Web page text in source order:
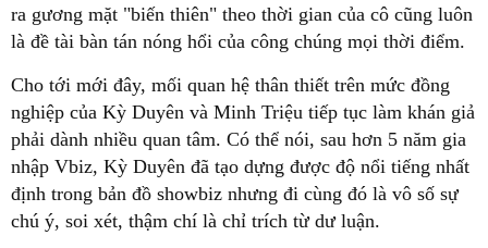
ra gương mặt "biến thiên" theo thời gian của cô cũng luôn
là đề tài bàn tán nóng hổi của công chúng mọi thời điểm.
Cho tới mới đây, mối quan hệ thân thiết trên mức đồng
nghiệp của Kỳ Duyên và Minh Triệu tiếp tục làm khán giả
phải dành nhiều quan tâm. Có thể nói, sau hơn 5 năm gia
nhập Vbiz, Kỳ Duyên đã tạo dựng được độ nổi tiếng nhất
định trong bản đồ showbiz nhưng đi cùng đó là vô số sự
chú ý, soi xét, thậm chí là chỉ trích từ dư luận.